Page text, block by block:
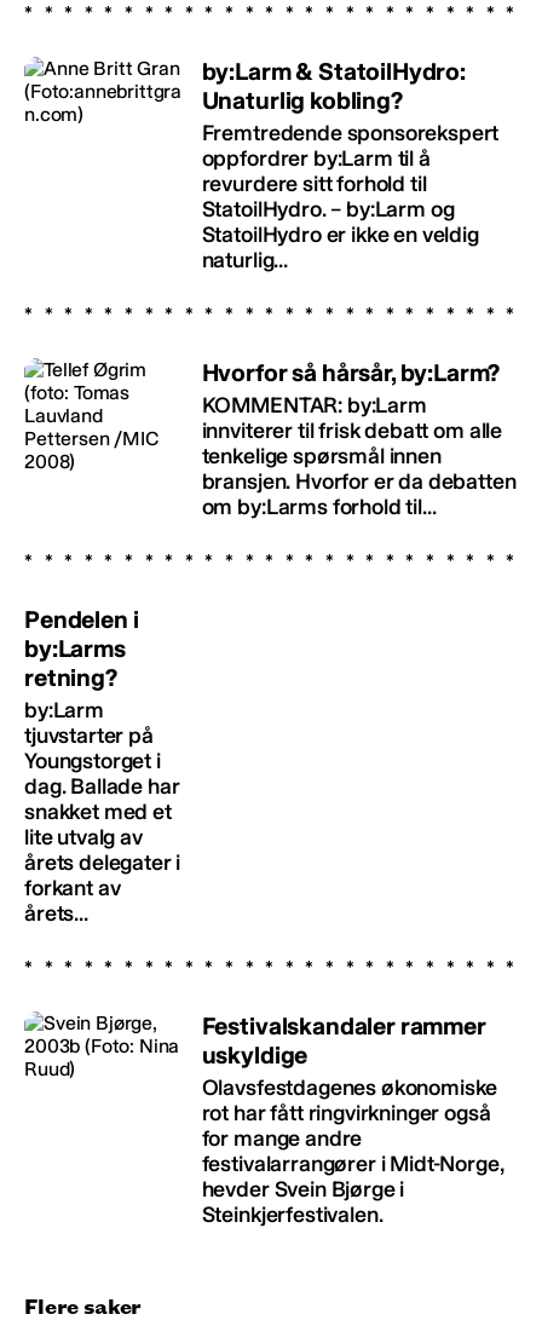
by:Larm & StatoilHydro:
Unaturlig kobling?
Fremtredende sponsorekspert
oppfordrer by:Larm til å
revurdere sitt forhold til
StatoilHydro. – by:Larm og
StatoilHydro er ikke en veldig
naturlig...
Hvorfor så hårsår, by:Larm?
KOMMENTAR: by:Larm
innviterer til frisk debatt om alle
tenkelige spørsmål innen
bransjen. Hvorfor er da debatten
om by:Larms forhold til...
Pendelen i
by:Larms
retning?
by:Larm
tjuvstarter på
Youngstorget i
dag. Ballade har
snakket med et
lite utvalg av
årets delegater i
forkant av
årets...
Festivalskandaler rammer
uskyldige
Olavsfestdagenes økonomiske
rot har fått ringvirkninger også
for mange andre
festivalarrangører i Midt-Norge,
hevder Svein Bjørge i
Steinkjerfestivalen.
Flere saker